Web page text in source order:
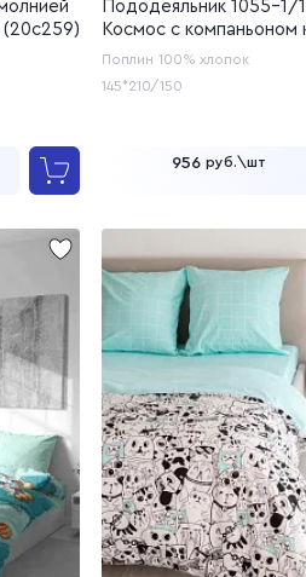
(20с259)
Пододеяльник 1055-1/
Космос с компаньоном
голубой (20с259)
Поплин 100% хлопок
145*210/150
956 руб.\шт